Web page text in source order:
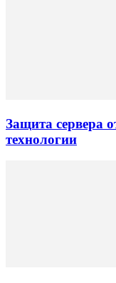
Защита сервера
технологии